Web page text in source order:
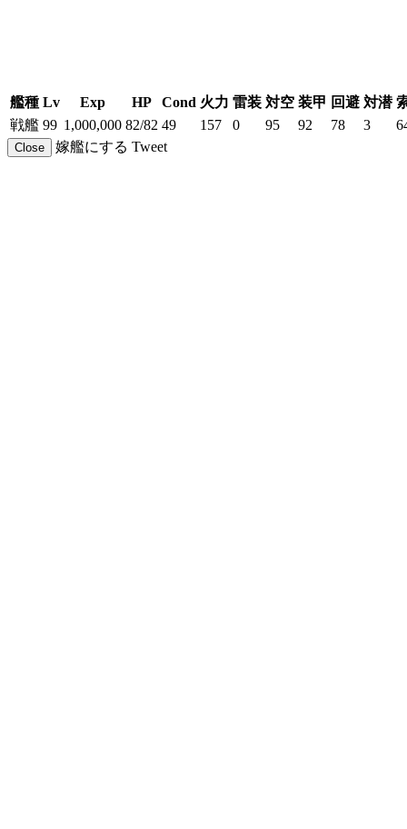
艦種 Lv Exp HP Cond 火力 雷装 対空 装甲 回避 対潜
戦艦 99 1,000,000 82/82 49 157 0 95 92 78 3
Close 嫁艦にする Tweet